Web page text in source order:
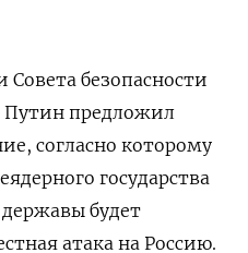
Совета безопасности
Путин предложил
согласно которому
государства
будет
атака на Россию.